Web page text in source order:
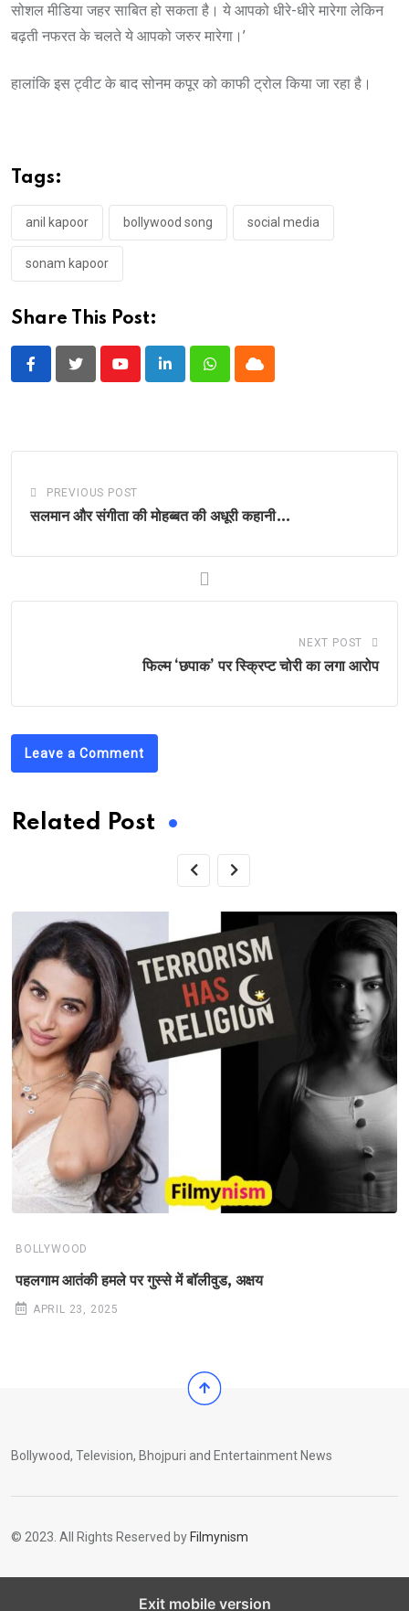
सोशल मीडिया जहर साबित हो सकता है। ये आपको धीरे-धीरे मारेगा लेकिन
बढ़ती नफरत के चलते ये आपको जरुर मारेगा।’
हालांकि इस ट्वीट के बाद सोनम कपूर को काफी ट्रोल किया जा रहा है।
Tags:
anil kapoor bollywood song social media
sonam kapoor
Share This Post:
YoutubeLinkedInWhatsappCloud
PREVIOUS POST
सलमान और संगीता की मोहब्बत की अधूरी कहानी…
NEXT POST
फिल्म ‘छपाक’ पर स्क्रिप्ट चोरी का लगा आरोप
Leave a Comment
Related Post
BOLLYWOOD
पहलगाम आतंकी हमले पर गुस्से में बॉलीवुड, अक्षय
APRIL 23, 2025
Bollywood, Television, Bhojpuri and Entertainment News
© 2023. All Rights Reserved byFilmynism
Exit mobile version